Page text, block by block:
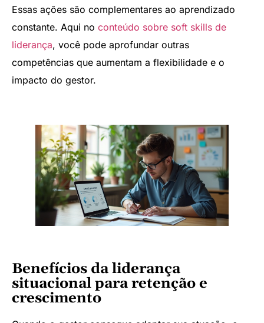
Essas ações são complementares ao aprendizado
constante. Aqui no conteúdo sobre soft skills de
liderança, você pode aprofundar outras
competências que aumentam a flexibilidade e o
impacto do gestor.
Benefícios da liderança
situacional para retenção e
crescimento